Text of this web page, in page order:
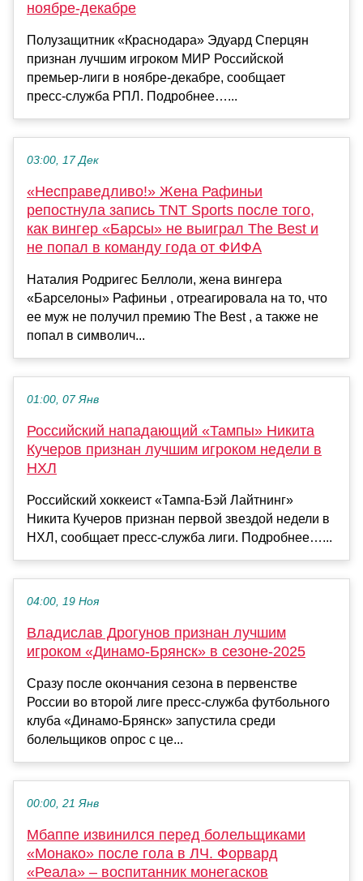
ноябре‑декабре
Полузащитник «Краснодара» Эдуард Сперцян
признан лучшим игроком МИР Российской
премьер‑лиги в ноябре‑декабре, сообщает
пресс‑служба РПЛ. Подробнее…...
03:00, 17 Дек
«Несправедливо!» Жена Рафиньи
репостнула запись TNT Sports после того,
как вингер «Барсы» не выиграл The Best и
не попал в команду года от ФИФА
Наталия Родригес Беллоли, жена вингера
«Барселоны» Рафиньи , отреагировала на то, что
ее муж не получил премию The Best , а также не
попал в символич...
01:00, 07 Янв
Российский нападающий «Тампы» Никита
Кучеров признан лучшим игроком недели в
НХЛ
Российский хоккеист «Тампа‑Бэй Лайтнинг»
Никита Кучеров признан первой звездой недели в
НХЛ, сообщает пресс‑служба лиги. Подробнее…...
04:00, 19 Ноя
Владислав Дрогунов признан лучшим
игроком «Динамо-Брянск» в сезоне-2025
Сразу после окончания сезона в первенстве
России во второй лиге пресс-служба футбольного
клуба «Динамо-Брянск» запустила среди
болельщиков опрос с це...
00:00, 21 Янв
Мбаппе извинился перед болельщиками
«Монако» после гола в ЛЧ. Форвард
«Реала» – воспитанник монегасков